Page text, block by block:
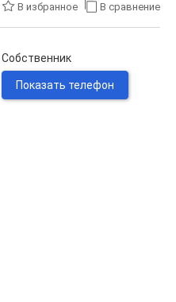
В избранное В сравнение
Собственник
Показать телефон